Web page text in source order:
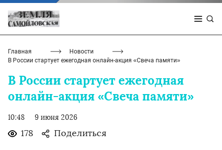
Главная
Новости
В России стартует ежегодная онлайн-акция «Свеча памяти»
В России стартует ежегодная
онлайн-акция «Свеча памяти»
10:48 9 июня 2026
178 Поделиться